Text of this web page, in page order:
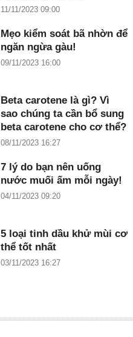
11/11/2023 09:00
Mẹo kiểm soát bã nhờn để
ngăn ngừa gàu!
09/11/2023 16:00
Beta carotene là gì? Vì
sao chúng ta cần bổ sung
beta carotene cho cơ thể?
08/11/2023 16:27
7 lý do bạn nên uống
nước muối ấm mỗi ngày!
04/11/2023 09:20
5 loại tinh dầu khử mùi cơ
thể tốt nhất
03/11/2023 16:27